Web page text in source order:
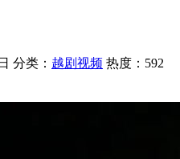
分类： 越剧视频 热度：592